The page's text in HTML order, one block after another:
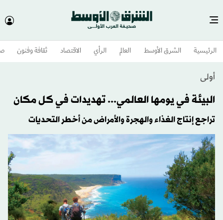
الرئيسية الشرق الأوسط​ العالم الرأي الاقتصاد ثقافة وفنون
أولى
البيئة في يومها العالمي... تهديدات في كل مكان
تراجع إنتاج الغذاء والهجرة والأمراض من أخطر التحديات